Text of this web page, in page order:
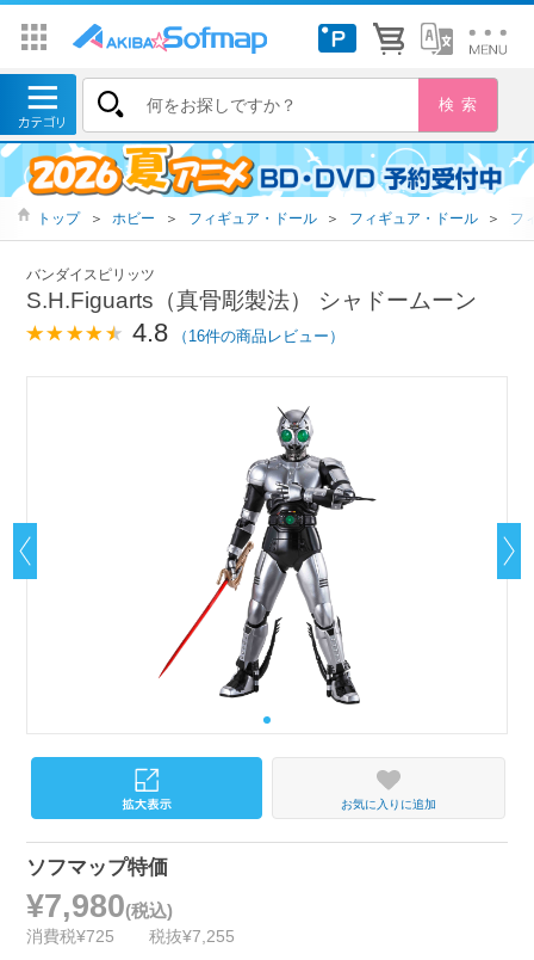
トップ ＞ ホビー ＞ フィギュア・ドール ＞ フィギュア・ドール ＞ フ
バンダイスピリッツ
S.H.Figuarts（真骨彫製法） シャドームーン
4.8 （16件の商品レビュー）
お気に入りに追加
ソフマップ特価
¥7,980(税込)
消費税¥725 税抜¥7,255